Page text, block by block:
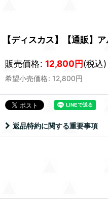
【ディスカス】【通販】
販売価格: 12,800円(税込)
希望小売価格: 12,800円
返品特約に関する重要事項